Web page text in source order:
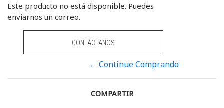
Este producto no está disponible. Puedes
enviarnos un correo.
CONTÁCTANOS
← Continue Comprando
COMPARTIR